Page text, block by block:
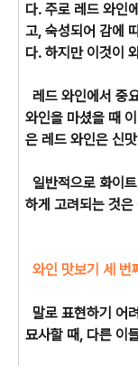
다. 주로 레드 와인
고, 숙성되어 감에
다. 하지만 이것이
레드 와인에서 중
와인을 마셨을 때
은 레드 와인은 신
일반적으로 화이
하게 고려되는 것
와인 맛보기 세 번
말로 표현하기 어
묘사할 때, 다른 이